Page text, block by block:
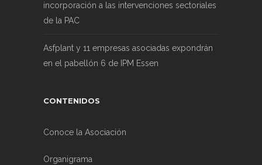
incorporación a las intervenciones sectoriales
de la PAC
Asfplant y 11 empresas asociadas expondrán
en el pabellón 6 de IPM Essen
CONTENIDOS
Conoce la Asociación
Organigrama